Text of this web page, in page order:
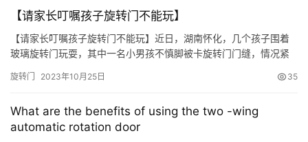
联
系
我
们
【请家长叮嘱孩子旋转门不能玩】
【请家长叮嘱孩子旋转门不能玩】近日，湖南怀化，几个孩子围着
玻璃旋转门玩耍，其中一名小男孩不慎脚被卡旋转门门缝，情况紧
面缝隙，将娃救出。所幸孩子并无大碍。提示：危险无处不在，家
旋转门 2023年10月25日 35
What are the benefits of using the two -wing
automatic rotation door